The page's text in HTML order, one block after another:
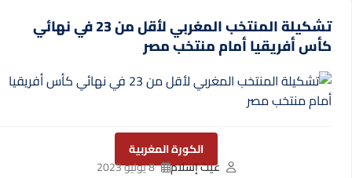
تشكيلة المنتخب المغربي لأقل من 23 في نهائي
كأس أفريقيا أمام منتخب مصر
الكورة المغربية
غيث إسلام
8 يوليو 2023